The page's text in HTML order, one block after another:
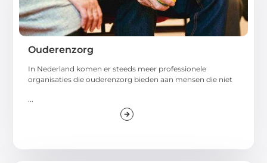
Ouderenzorg
In Nederland komen er steeds meer professionele
organisaties die ouderenzorg bieden aan mensen die niet